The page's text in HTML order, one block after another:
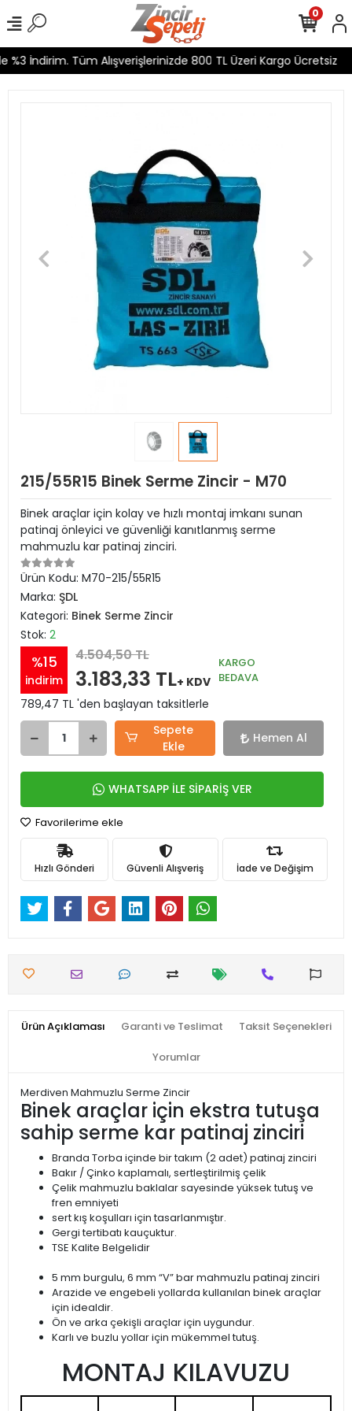
İndirim. Tüm Alışverişlerinizde 800 TL Üzeri Kargo Ücretsiz
0
215/55R15 Binek Serme Zincir - M70
Binek araçlar için kolay ve hızlı montaj imkanı sunan
patinaj önleyici ve güvenliği kanıtlanmış serme
mahmuzlu kar patinaj zinciri.
Ürün Kodu: M70-215/55R15
Marka: ŞDL
Kategori: Binek Serme Zincir
Stok: 2
%15
indirim
4.504,50 TL
3.183,33 TL+ KDV
KARGO
BEDAVA
789,47 TL 'den başlayan taksitlerle
Sepete
Ekle
Hemen Al
WHATSAPP İLE SİPARİŞ VER
Favorilerime ekle
Hızlı Gönderi Güvenli Alışveriş İade ve Değişim
Ürün Açıklaması Garanti ve Teslimat Taksit Seçenekleri
Yorumlar
Merdiven Mahmuzlu Serme Zincir
Binek araçlar için ekstra tutuşa
sahip serme kar patinaj zinciri
Branda Torba içinde bir takım (2 adet) patinaj zinciri
Bakır / Çinko kaplamalı, sertleştirilmiş çelik
Çelik mahmuzlu baklalar sayesinde yüksek tutuş ve
fren emniyeti
sert kış koşulları için tasarlanmıştır.
Gergi tertibatı kauçuktur.
TSE Kalite Belgelidir
5 mm burgulu, 6 mm “V” bar mahmuzlu patinaj zinciri
Arazide ve engebeli yollarda kullanılan binek araçlar
için idealdir.
Ön ve arka çekişli araçlar için uygundur.
Karlı ve buzlu yollar için mükemmel tutuş.
MONTAJ KILAVUZU